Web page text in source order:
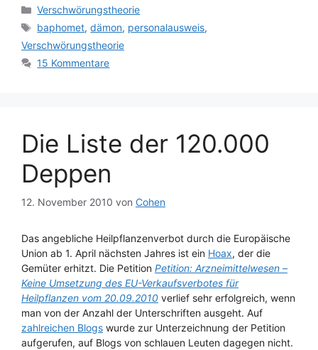
Kategorien
Verschwörungstheorie
Schlagwörter
baphomet,dämon, personalausweis,
Verschwörungstheorie
15 Kommentare
Die Liste der 120.000
Deppen
12. November 2010 von Cohen
Das angebliche Heilpflanzenverbot durch die Europäische
Union ab 1. April nächsten Jahres ist ein Hoax, der die
Gemüter erhitzt. Die Petition Petition: Arzneimittelwesen –
Keine Umsetzung des EU-Verkaufsverbotes für
Heilpflanzen vom 20.09.2010 verlief sehr erfolgreich, wenn
man von der Anzahl der Unterschriften ausgeht. Auf
zahlreichen Blogs wurde zur Unterzeichnung der Petition
aufgerufen, auf Blogs von schlauen Leuten dagegen nicht.